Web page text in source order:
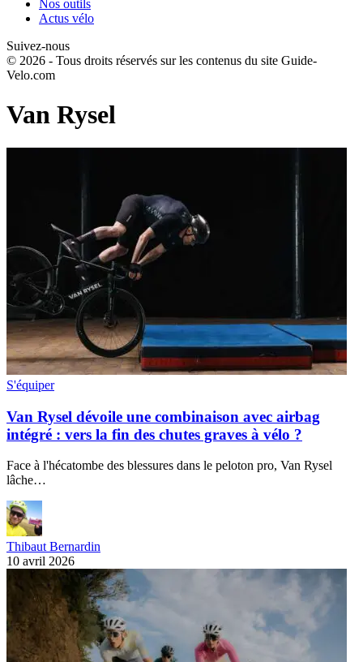
Nos outils
Actus vélo
Suivez-nous
© 2026 - Tous droits réservés sur les contenus du site Guide-
Velo.com
Van Rysel
S'équiper
Van Rysel dévoile une combinaison avec airbag
intégré : vers la fin des chutes graves à vélo ?
Face à l'hécatombe des blessures dans le peloton pro, Van Rysel
lâche…
Thibaut Bernardin
10 avril 2026